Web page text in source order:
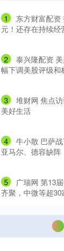
1
东方财富配资
元！还存在持续
2
泰兴隆配资
幅下调美股评级和
3
堆财网 焦点
美好生活
4
牛小散 巴萨
亚马尔、德容缺阵
5
广瑞网 第13
齐聚，中微等超30